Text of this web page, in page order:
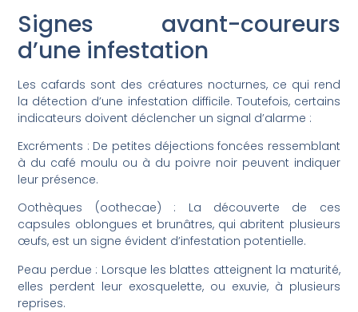
Signes avant-coureurs
d’une infestation
Les cafards sont des créatures nocturnes, ce qui rend
la détection d’une infestation difficile. Toutefois, certains
indicateurs doivent déclencher un signal d’alarme :
Excréments : De petites déjections foncées ressemblant
à du café moulu ou à du poivre noir peuvent indiquer
leur présence.
Oothèques (oothecae) : La découverte de ces
capsules oblongues et brunâtres, qui abritent plusieurs
œufs, est un signe évident d’infestation potentielle.
Peau perdue : Lorsque les blattes atteignent la maturité,
elles perdent leur exosquelette, ou exuvie, à plusieurs
reprises.